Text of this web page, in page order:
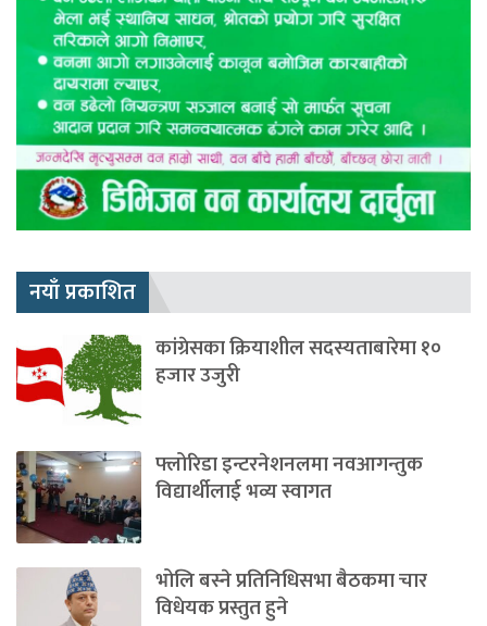
नयाँ प्रकाशित
कांग्रेसका क्रियाशील सदस्यताबारेमा १०
हजार उजुरी
फ्लोरिडा इन्टरनेशनलमा नवआगन्तुक
विद्यार्थीलाई भव्य स्वागत
भोलि बस्ने प्रतिनिधिसभा बैठकमा चार
विधेयक प्रस्तुत हुने